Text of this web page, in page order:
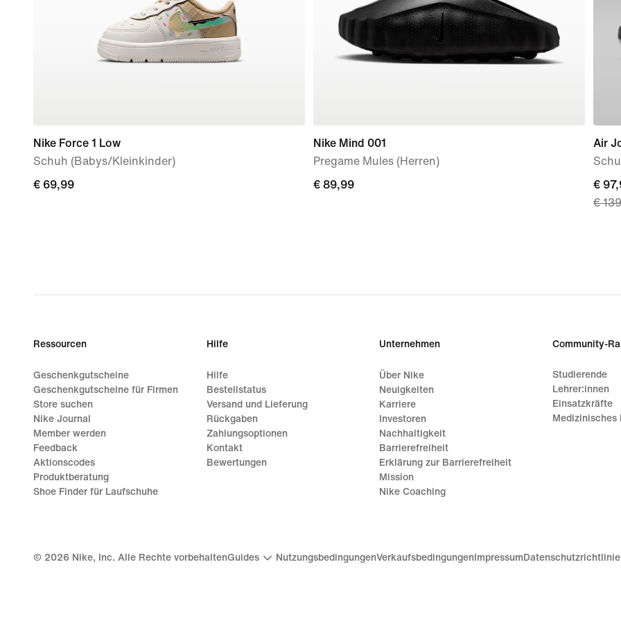
Nike Force 1 Low
Schuh (Babys/Kleinkinder)
€ 69,99
€ 69,99
Nike Mind 001
Pregame Mules (Herren)
€ 89,99
€ 89,99
Air
price
€
€
Ressourcen
Geschenkgutscheine
Geschenkgutscheine für Firmen
Store suchen
Nike Journal
Member werden
Feedback
Aktionscodes
Produktberatung
Shoe Finder für Laufschuhe
Hilfe
Hilfe
Bestellstatus
Versand und Lieferung
Rückgaben
Zahlungsoptionen
Kontakt
Bewertungen
Unternehmen
Über Nike
Neuigkeiten
Karriere
Investoren
Nachhaltigkeit
Barrierefreiheit
Erklärung zur Barrierefreiheit
Mission
Nike Coaching
Community-
Studierende
Lehrer:innen
Einsatzkräfte
Medizinisches
© 2026 Nike, Inc. Alle Rechte vorbehaltenGuides NutzungsbedingungenVerkaufsbedingungen Impressum